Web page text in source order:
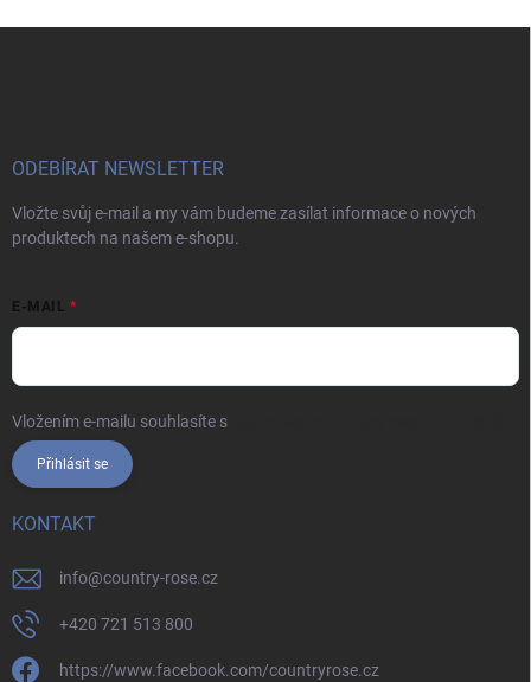
ODEBÍRAT NEWSLETTER
Vložte svůj e-mail a my vám budeme zasílat informace o nových
produktech na našem e-shopu.
E-MAIL
Vložením e-mailu souhlasíte s
Přihlásit se
KONTAKT
info@country-rose.cz
+420 721 513 800
https://www.facebook.com/countryrose.cz